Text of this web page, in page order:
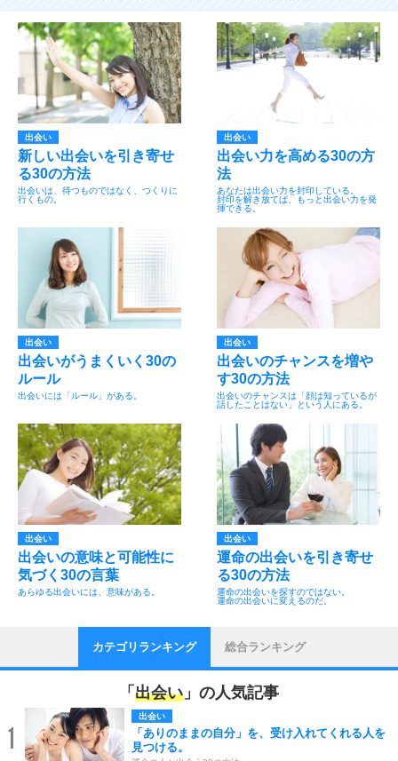
出会い
新しい出会いを引き寄せ
る30の方法
出会いは、待つものではなく、つくりに
行くもの。
出会い
出会い力を高める30の方
法
あなたは出会い力を封印している。
封印を解き放てば、もっと出会い力を発
揮できる。
出会い
出会いがうまくいく30の
ルール
出会いには「ルール」がある。
出会い
出会いのチャンスを増や
す30の方法
出会いのチャンスは「顔は知っているが
話したことはない」という人にある。
出会い
出会いの意味と可能性に
気づく30の言葉
あらゆる出会いには、意味がある。
出会い
運命の出会いを引き寄せ
る30の方法
運命の出会いを探すのではない。
運命の出会いに変えるのだ。
カテゴリランキング 総合ランキング
「 出会い 」の人気記事
1
出会い
「ありのままの自分」を、受け入れてくれる人を
見つける。